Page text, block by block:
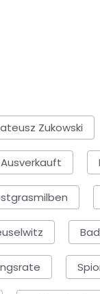
Zukowski
Ausverkauft